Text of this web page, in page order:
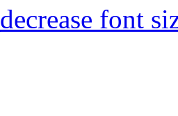
decrease font